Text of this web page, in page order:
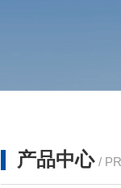
产品中心 /